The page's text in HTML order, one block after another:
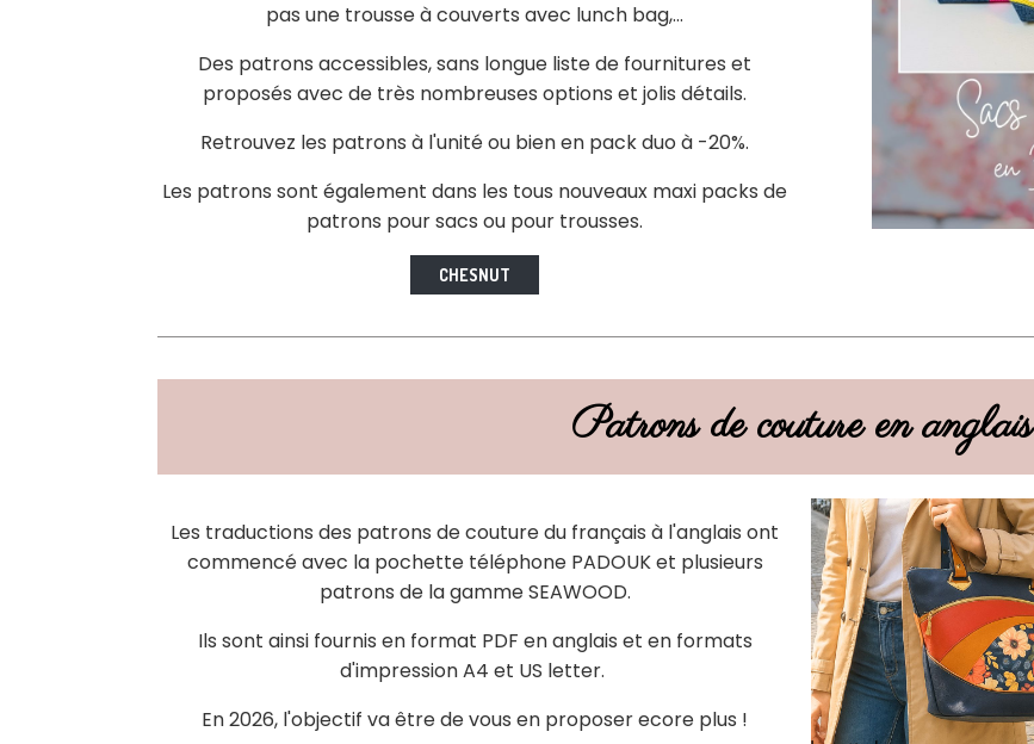
pas une trousse à couverts avec lunch bag,...
Des patrons accessibles, sans longue liste de fournitures et
proposés avec de très nombreuses options et jolis détails.
Retrouvez les patrons à l'unité ou bien en pack duo à -20%.
Les patrons sont également dans les tous nouveaux maxi packs de
patrons pour sacs ou pour trousses.
CHESNUT
Patrons de couture en anglais
Les traductions des patrons de couture du français à l'anglais ont
commencé avec la pochette téléphone PADOUK et plusieurs
patrons de la gamme SEAWOOD.
Ils sont ainsi fournis en format PDF en anglais et en formats
d'impression A4 et US letter.
En 2026, l'objectif va être de vous en proposer ecore plus !